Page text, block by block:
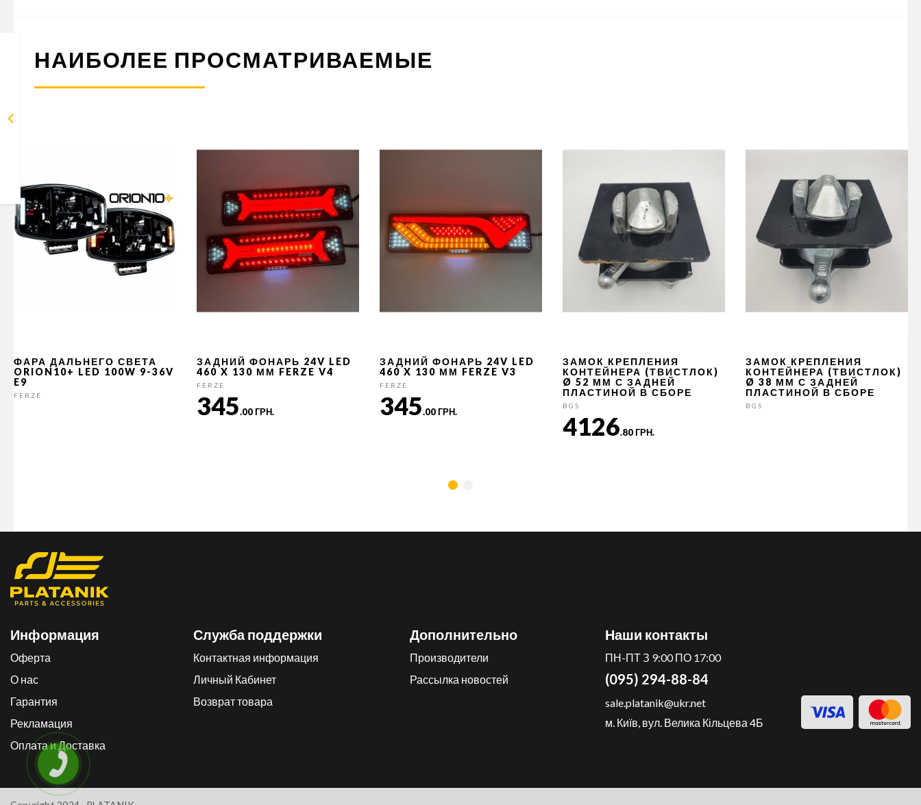
НАИБОЛЕЕ ПРОСМАТРИВАЕМЫЕ
ФАРА ДАЛЬНЕГО СВЕТА
ORION10+ LED 100W 9-36V
E9
FERZE
ЗАДНИЙ ФОНАРЬ 24V LED
460 X 130 ММ FERZE V4
FERZE
345.00 ГРН.
ЗАДНИЙ ФОНАРЬ 24V LED
460 X 130 ММ FERZE V3
FERZE
345.00 ГРН.
ЗАМОК КРЕПЛЕНИЯ
КОНТЕЙНЕРА (ТВИСТЛОК)
Ø 52 ММ С ЗАДНЕЙ
ПЛАСТИНОЙ В СБОРЕ
BGS
4126.80 ГРН.
ЗАМОК КРЕПЛЕНИЯ
КОНТЕЙНЕРА (ТВИСТЛОК)
Ø 38 ММ С ЗАДНЕЙ
ПЛАСТИНОЙ В СБОРЕ
BGS
Информация
Оферта
О нас
Гарантия
Рекламация
Оплата и Доставка
Служба поддержки
Контактная информация
Личный Кабинет
Возврат товара
Дополнительно
Производители
Рассылка новостей
Наши контакты
ПН-ПТ З 9:00 ПО 17:00
(095) 294-88-84
sale.platanik@ukr.net
м. Київ, вул. Велика Кільцева 4Б